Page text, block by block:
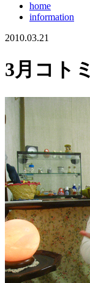
home
information
2010.03.21
3月コト